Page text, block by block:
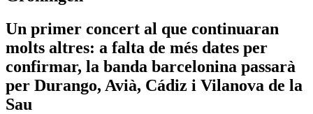
Un primer concert al que continuaran
molts altres: a falta de més dates per
confirmar, la banda barcelonina passarà
per Durango, Avià, Cádiz i Vilanova de la
Sau